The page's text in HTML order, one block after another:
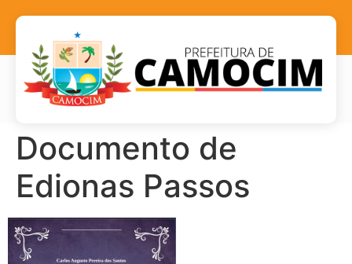
Documento de
Edionas Passos